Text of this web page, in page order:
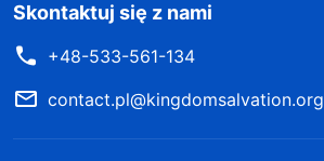
Skontaktuj się z nami
+48-533-561-134
contact.pl@kingdomsalvation.org